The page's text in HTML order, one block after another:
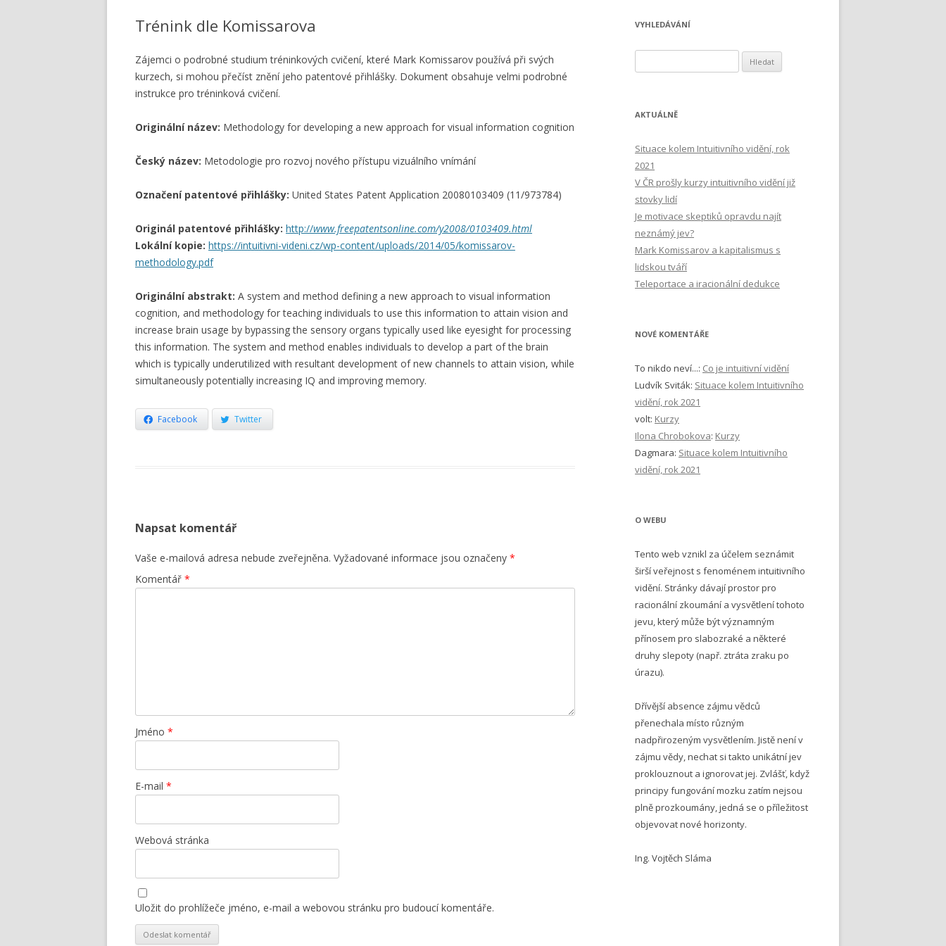
Trénink dle Komissarova
Zájemci o podrobné studium tréninkových cvičení, které Mark Komissarov používá při svých
kurzech, si mohou přečíst znění jeho patentové přihlášky. Dokument obsahuje velmi podrobné
instrukce pro tréninková cvičení.
Originální název: Methodology for developing a new approach for visual information cognition
Český název: Metodologie pro rozvoj nového přístupu vizuálního vnímání
Označení patentové přihlášky: United States Patent Application 20080103409 (11/973784)
Originál patentové přihlášky: http://www.freepatentsonline.com/y2008/0103409.html
Lokální kopie: https://intuitivni-videni.cz/wp-content/uploads/2014/05/komissarov-
methodology.pdf
Originální abstrakt: A system and method defining a new approach to visual information
cognition, and methodology for teaching individuals to use this information to attain vision and
increase brain usage by bypassing the sensory organs typically used like eyesight for processing
this information. The system and method enables individuals to develop a part of the brain
which is typically underutilized with resultant development of new channels to attain vision, while
simultaneously potentially increasing IQ and improving memory.
Facebook Twitter
Napsat komentář
Vaše e-mailová adresa nebude zveřejněna. Vyžadované informace jsou označeny *
Komentář *
Jméno *
E-mail *
Webová stránka
Uložit do prohlížeče jméno, e-mail a webovou stránku pro budoucí komentáře.
VYHLEDÁVÁNÍ
AKTUÁLNĚ
Situace kolem Intuitivního vidění, rok
2021
V ČR prošly kurzy intuitivního vidění již
stovky lidí
Je motivace skeptiků opravdu najít
neznámý jev?
Mark Komissarov a kapitalismus s
lidskou tváří
Teleportace a iracionální dedukce
NOVÉ KOMENTÁŘE
To nikdo neví...: Co je intuitivní vidění
Ludvík Sviták: Situace kolem Intuitivního
vidění, rok 2021
volt: Kurzy
Ilona Chrobokova: Kurzy
Dagmara: Situace kolem Intuitivního
vidění, rok 2021
O WEBU
Tento web vznikl za účelem seznámit
širší veřejnost s fenoménem intuitivního
vidění. Stránky dávají prostor pro
racionální zkoumání a vysvětlení tohoto
jevu, který může být významným
přínosem pro slabozraké a některé
druhy slepoty (např. ztráta zraku po
úrazu).
Dřívější absence zájmu vědců
přenechala místo různým
nadpřirozeným vysvětlením. Jistě není v
zájmu vědy, nechat si takto unikátní jev
proklouznout a ignorovat jej. Zvlášť, když
principy fungování mozku zatím nejsou
plně prozkoumány, jedná se o příležitost
objevovat nové horizonty.
Ing. Vojtěch Sláma